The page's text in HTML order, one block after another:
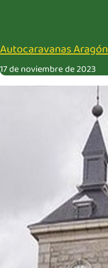
Autocaravanas Aragón
17 de noviembre de 2023